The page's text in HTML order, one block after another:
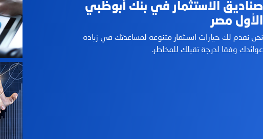
صناديق الاستثمار في بنك أبوظبي
الأول مصر
نحن نقدم لك خيارات استثمار متنوعة لمساعدتك في زيادة
عوائدك وفقا لدرجة تقبلك للمخاطر.